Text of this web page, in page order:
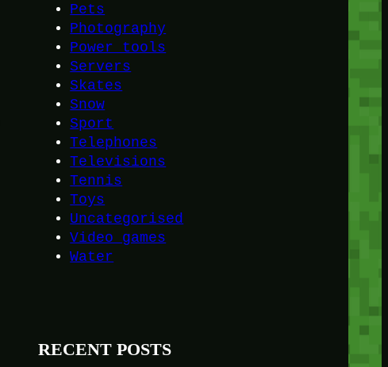
Pets
Photography
Power tools
Servers
Skates
Snow
Sport
Telephones
Televisions
Tennis
Toys
Uncategorised
Video games
Water
RECENT POSTS